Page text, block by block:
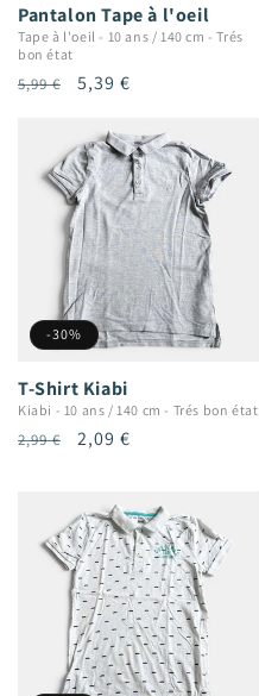
Pantalon Tape à l'oeil
Tape à l'oeil - 10 ans / 140 cm -Trés
bon état
Prix
5,99 €
Prix
5,39 €
-30%
T-Shirt Kiabi
Kiabi - 10 ans / 140 cm - Trés bon état
Prix
2,99 €
Prix
2,09 €